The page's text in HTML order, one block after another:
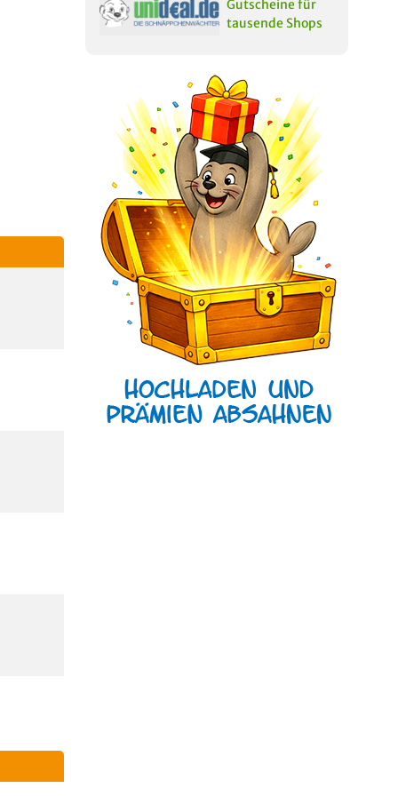
Gutscheine für
tausende Shops